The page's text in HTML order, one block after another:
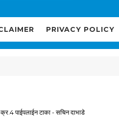
PRIVACY POLICY
क्र.4 पाईपलाईन टाका - सचिन दाभाडे